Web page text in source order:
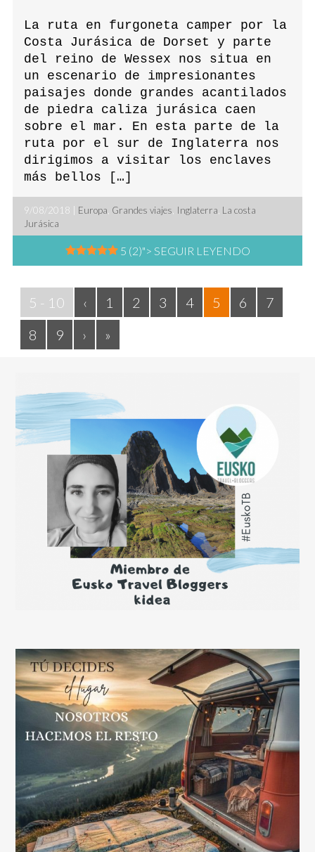
La ruta en furgoneta camper por la
Costa Jurásica de Dorset y parte
del reino de Wessex nos situa en
un escenario de impresionantes
paisajes donde grandes acantilados
de piedra caliza jurásica caen
sobre el mar. En esta parte de la
ruta por el sur de Inglaterra nos
dirigimos a visitar los enclaves
más bellos […]
9/08/2018 | Europa, Grandes viajes, Inglaterra, La costa
Jurásica
5 (2)"> SEGUIR LEYENDO
5 - 10 ‹ 1 2 3 4 5 6
7
8
9 › »